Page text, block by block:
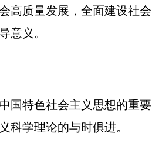
高质量发展，全面建设社会
意义。
国特色社会主义思想的重要
科学理论的与时俱进。